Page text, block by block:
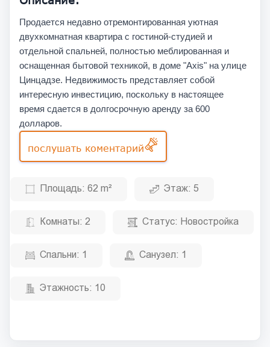
Продается недавно отремонтированная уютная
двухкомнатная квартира с гостиной-студией и
отдельной спальней, полностью меблированная и
оснащенная бытовой техникой, в доме "Axis" на улице
Цинцадзе. Недвижимость представляет собой
интересную инвестицию, поскольку в настоящее
время сдается в долгосрочную аренду за 600
долларов.
послушать коментарий
Площадь: 62 m² Этаж: 5
Комнаты: 2 Статус: Новостройка
Спальни: 1 Санузел: 1
Этажность: 10